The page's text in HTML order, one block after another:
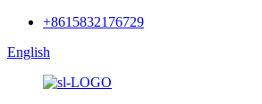
+8615832176729
English